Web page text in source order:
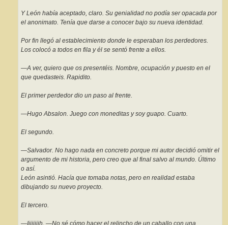
Y León había aceptado, claro. Su genialidad no podía ser opacada por
el anonimato. Tenía que darse a conocer bajo su nueva identidad.
Por fin llegó al establecimiento donde le esperaban los perdedores.
Los colocó a todos en fila y él se sentó frente a ellos.
—A ver, quiero que os presentéis. Nombre, ocupación y puesto en el
que quedasteis. Rapidito.
El primer perdedor dio un paso al frente.
—Hugo Absalon. Juego con moneditas y soy guapo. Cuarto.
El segundo.
—Salvador. No hago nada en concreto porque mi autor decidió omitir el
argumento de mi historia, pero creo que al final salvo al mundo. Último
o así.
León asintió. Hacía que tomaba notas, pero en realidad estaba
dibujando su nuevo proyecto.
El tercero.